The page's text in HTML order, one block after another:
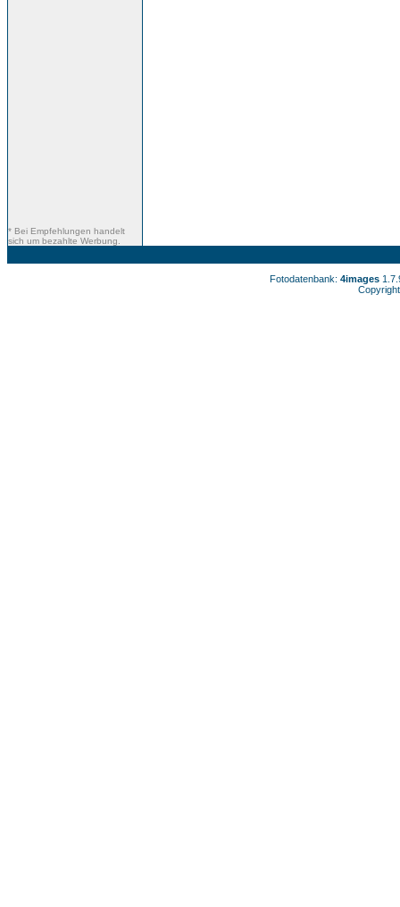
* Bei Empfehlungen handelt
sich um bezahlte Werbung.
Fotodatenbank: 4images